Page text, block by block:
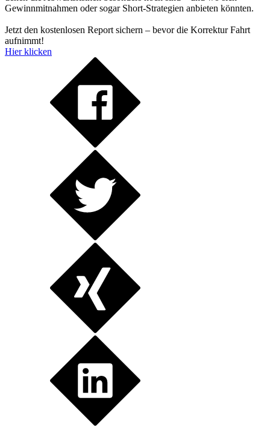
Gewinnmitnahmen oder sogar Short-Strategien anbieten könnten.
Jetzt den kostenlosen Report sichern – bevor die Korrektur Fahrt
aufnimmt!
Hier klicken